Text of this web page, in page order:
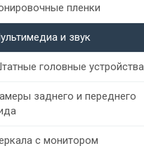
пленки
и звук
головные устройства
заднего и переднего
с монитором